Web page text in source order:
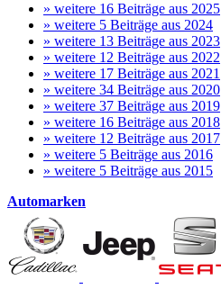
» weitere 16 Beiträge aus 2025
» weitere 5 Beiträge aus 2024
» weitere 13 Beiträge aus 2023
» weitere 12 Beiträge aus 2022
» weitere 17 Beiträge aus 2021
» weitere 34 Beiträge aus 2020
» weitere 37 Beiträge aus 2019
» weitere 16 Beiträge aus 2018
» weitere 12 Beiträge aus 2017
» weitere 5 Beiträge aus 2016
» weitere 5 Beiträge aus 2015
Automarken